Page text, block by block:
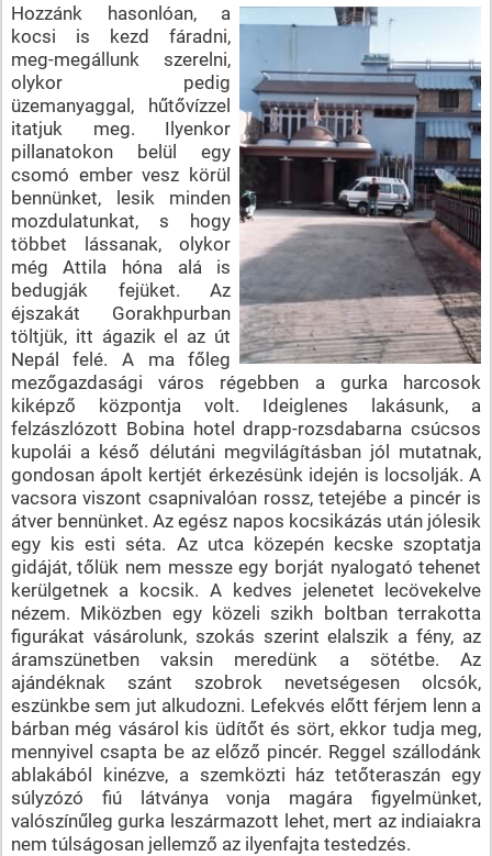
Hozzánk hasonlóan, a
kocsi is kezd fáradni,
meg-megállunk szerelni,
olykor pedig
üzemanyaggal, hűtővízzel
itatjuk meg. Ilyenkor
pillanatokon belül egy
csomó ember vesz körül
bennünket, lesik minden
mozdulatunkat, s hogy
többet lássanak, olykor
még Attila hóna alá is
bedugják fejüket. Az
éjszakát Gorakhpurban
töltjük, itt ágazik el az út
Nepál felé. A ma főleg
mezőgazdasági város régebben a gurka harcosok
kiképző központja volt. Ideiglenes lakásunk, a
felzászlózott Bobina hotel drapp-rozsdabarna csúcsos
kupolái a késő délutáni megvilágításban jól mutatnak,
gondosan ápolt kertjét érkezésünk idején is locsolják. A
vacsora viszont csapnivalóan rossz, tetejébe a pincér is
átver bennünket. Az egész napos kocsikázás után jólesik
egy kis esti séta. Az utca közepén kecske szoptatja
gidáját, tőlük nem messze egy borját nyalogató tehenet
kerülgetnek a kocsik. A kedves jelenetet lecövekelve
nézem. Miközben egy közeli szikh boltban terrakotta
figurákat vásárolunk, szokás szerint elalszik a fény, az
áramszünetben vaksin meredünk a sötétbe. Az
ajándéknak szánt szobrok nevetségesen olcsók,
eszünkbe sem jut alkudozni. Lefekvés előtt férjem lenn a
bárban még vásárol kis üdítőt és sört, ekkor tudja meg,
mennyivel csapta be az előző pincér. Reggel szállodánk
ablakából kinézve, a szemközti ház tetőteraszán egy
súlyzózó fiú látványa vonja magára figyelmünket,
valószínűleg gurka leszármazott lehet, mert az indiaiakra
nem túlságosan jellemző az ilyenfajta testedzés.